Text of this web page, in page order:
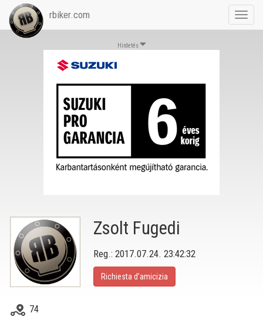
rbiker.com
Hirdetés
Zsolt Fugedi
Reg.: 2017.07.24. 23:42:32
Richiesta d’amicizia
74